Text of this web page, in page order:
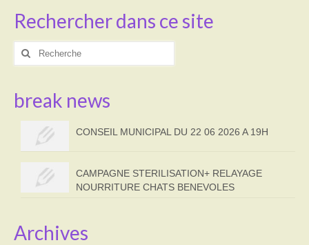
Rechercher dans ce site
Rechercher
break news
CONSEIL MUNICIPAL DU 22 06 2026 A 19H
CAMPAGNE STERILISATION+ RELAYAGE
NOURRITURE CHATS BENEVOLES
Archives